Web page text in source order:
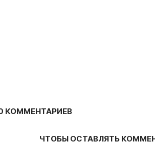
КОММЕНТАРИЕВ
ЧТОБЫ ОСТАВЛЯТЬ